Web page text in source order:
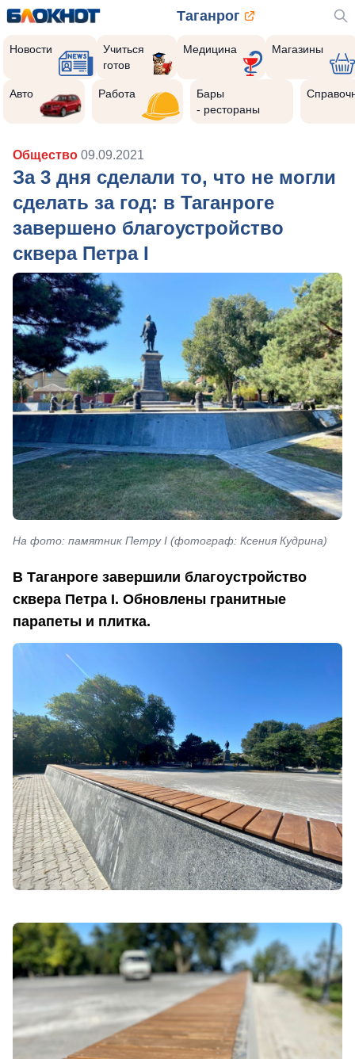
Таганрог
Новости
Учиться
готов
Медицина Магазины
Авто Работа
Бары
- рестораны
Общество 09.09.2021
За 3 дня сделали то, что не могли
сделать за год: в Таганроге
завершено благоустройство
сквера Петра I
На фото: памятник Петру I (фотограф: Ксения Кудрина)
В Таганроге завершили благоустройство
сквера Петра I. Обновлены гранитные
парапеты и плитка.